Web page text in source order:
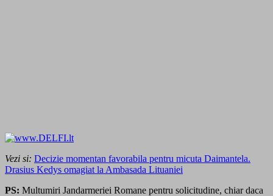
Vezi si: Decizie momentan favorabila pentru micuta Daimantela.
Drasius Kedys omagiat la Ambasada Lituaniei
PS: Multumiri Jandarmeriei Romane pentru solicitudine, chiar daca